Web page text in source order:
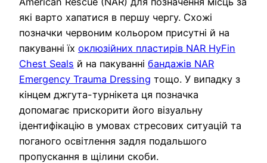
які варто хапатися в першу чергу. Схожі
позначки червоним кольором присутні й на
пакуванні їх оклюзійних пластирів NAR HyFin
Chest Seals й на пакуванні бандажів NAR
Emergency Trauma Dressing тощо. У випадку з
кінцем джгута-турнікета ця позначка
допомагає прискорити його візуальну
ідентифікацію в умовах стресових ситуацій та
поганого освітлення задля подальшого
пропускання в щілини скоби.